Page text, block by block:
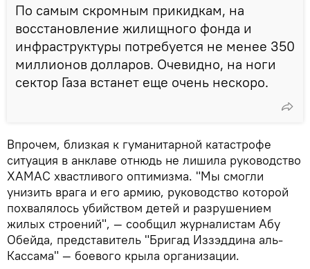
По самым скромным прикидкам, на
восстановление жилищного фонда и
инфраструктуры потребуется не менее 350
миллионов долларов. Очевидно, на ноги
сектор Газа встанет еще очень нескоро.
Впрочем, близкая к гуманитарной катастрофе
ситуация в анклаве отнюдь не лишила руководство
ХАМАС хвастливого оптимизма. "Мы смогли
унизить врага и его армию, руководство которой
похвалялось убийством детей и разрушением
жилых строений", — сообщил журналистам Абу
Обейда, представитель "Бригад Иззэддина аль-
Кассама" — боевого крыла организации.